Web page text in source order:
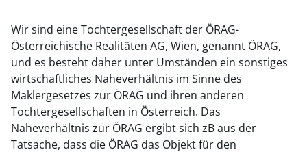
Wir sind eine Tochtergesellschaft der ÖRAG-
Österreichische Realitäten AG, Wien, genannt ÖRAG,
und es besteht daher unter Umständen ein sonstiges
wirtschaftliches Naheverhältnis im Sinne des
Maklergesetzes zur ÖRAG und ihren anderen
Tochtergesellschaften in Österreich. Das
Naheverhältnis zur ÖRAG ergibt sich zB aus der
Tatsache, dass die ÖRAG das Objekt für den